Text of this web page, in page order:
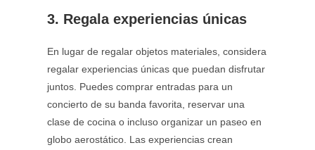
3. Regala experiencias únicas
En lugar de regalar objetos materiales, considera
regalar experiencias únicas que puedan disfrutar
juntos. Puedes comprar entradas para un
concierto de su banda favorita, reservar una
clase de cocina o incluso organizar un paseo en
globo aerostático. Las experiencias crean